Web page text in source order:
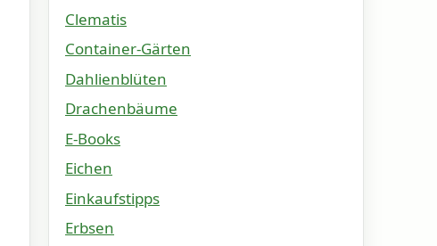
Clematis
Container-Gärten
Dahlienblüten
Drachenbäume
E-Books
Eichen
Einkaufstipps
Erbsen